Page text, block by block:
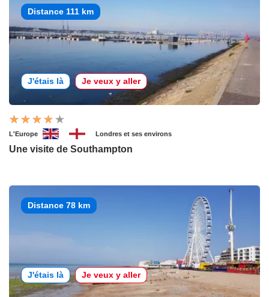
Distance 111 km
J'étais là Je veux y aller
L'Europe Londres et ses environs
Une visite de Southampton
Distance 78 km
J'étais là Je veux y aller